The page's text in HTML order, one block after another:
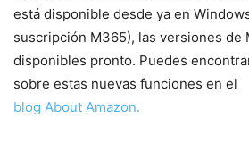
está disponible desde ya en
suscripción M365), las versiones de
disponibles pronto. Puedes
sobre estas nuevas funciones en el
blog About Amazon.